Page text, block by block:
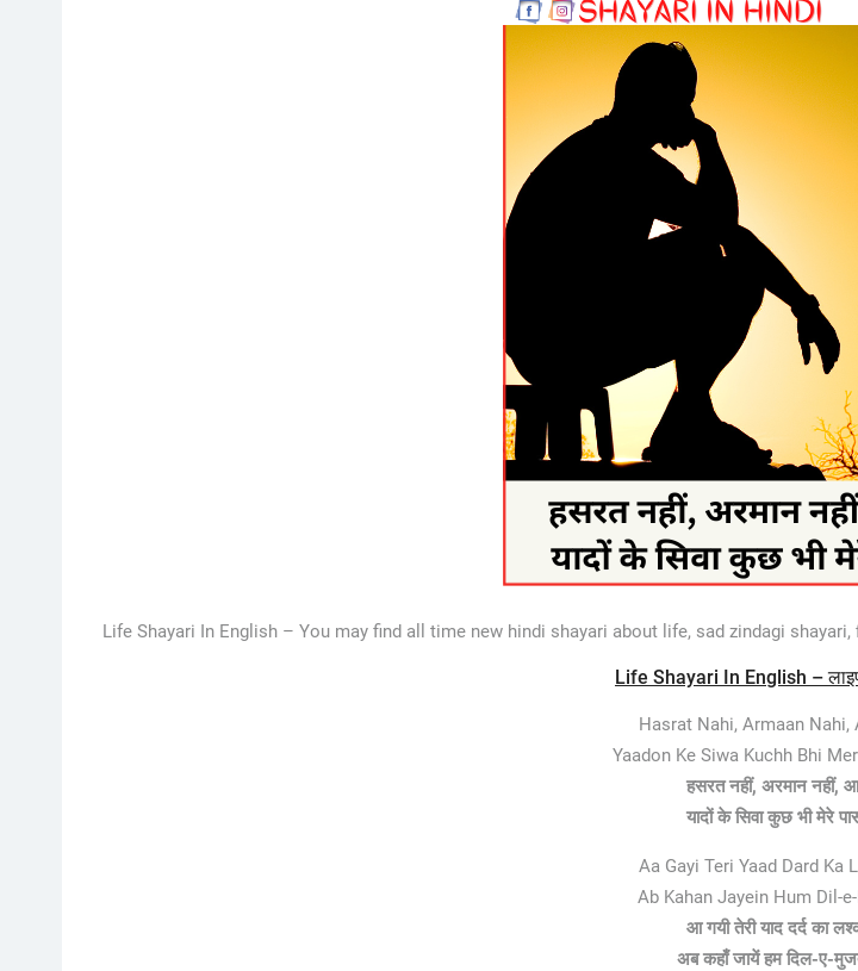
Life Shayari In English – You may find all time new hindi shayari about life, sad zindagi
Life Shayari In English –
Hasrat Nahi, Armaan Nahi,
Yaadon Ke Siwa Kuchh Bhi
हसरत नहीं, अरमान नहीं,
यादों के सिवा कुछ भी मेरे
Aa Gayi Teri Yaad Dard Ka
Ab Kahan Jayein Hum Dil-
आ गयी तेरी याद दर्द का
अब कहाँ जायें हम दिल-ए-